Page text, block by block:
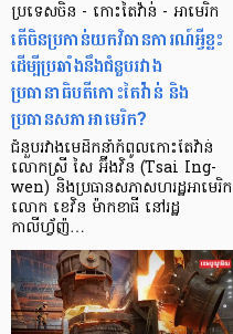
ប្រទេសចិន - កោះតៃវ៉ាន់ - អាមេរិក
តើចិនប្រកាន់យកវិធានការណ៍អ្វីខ្លះ
ដើម្បីប្រឆាំងនឹងជំនួបរវាង
ប្រធានាធិបតីកោះតៃវ៉ាន់ និង
ប្រធានសភាអាមេរិក?
ជំនួបរវាងមេដឹកនាំកំពូលកោះតៃវ៉ាន់
លោកស្រី សៃ អ៊ីងវិន (Tsai Ing-
wen) និងប្រធានសភាសហរដ្ឋអាមេរិក
លោក ខេវិន ម៉ាកខាធី នៅរដ្ឋ
កាលីហ្វ័ញ៉…